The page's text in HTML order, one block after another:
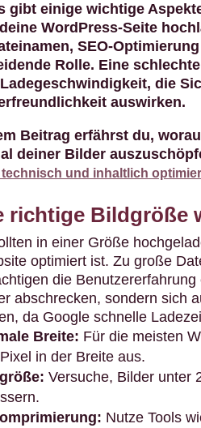
gibt einige wichtige
WordPress-Seite
SEO-
Rolle. Eine
die
auswirken.
Beitrag erfährst du,
deiner Bilder
technisch und inhaltlich
richtige Bildgröße
in einer Größe
optimiert ist. Zu große
die
abschrecken, sondern sich
da Google schnelle
Breite: Für die meisten
in der Breite aus.
Versuche, Bilder unter
Nutze Tools